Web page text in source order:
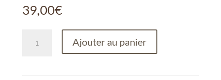
39,00€
Ajouter au panier